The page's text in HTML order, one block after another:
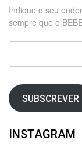
Indique o seu
sempre que o
SUBSCREVER
INSTAGRAM